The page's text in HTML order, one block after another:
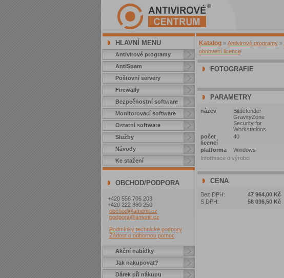
HLAVNÍ MENU
Antivirové programy
AntiSpam
Poštovní servery
Firewally
Bezpečnostní software
Monitorovací software
Ostatní software
Služby
Návody
Ke stažení
OBCHOD/PODPORA
+420 556 706 203
+420 222 360 250
obchod@amenit.cz
podpora@amenit.cz
Podmínky technické podpory
Žádost o odbornou pomoc
Akční nabídky
Jak nakupovat?
Dárek při nákupu
Katalog » Antivirové programy »
obnovení licence
FOTOGRAFIE
PARAMETRY
název
Bitdefender
GravityZone
Security for
Workstations
počet
licencí
40
platforma
Windows
Informace o výrobci
CENA
Bez DPH:
47 964,00 Kč
S DPH:
58 036,50 Kč